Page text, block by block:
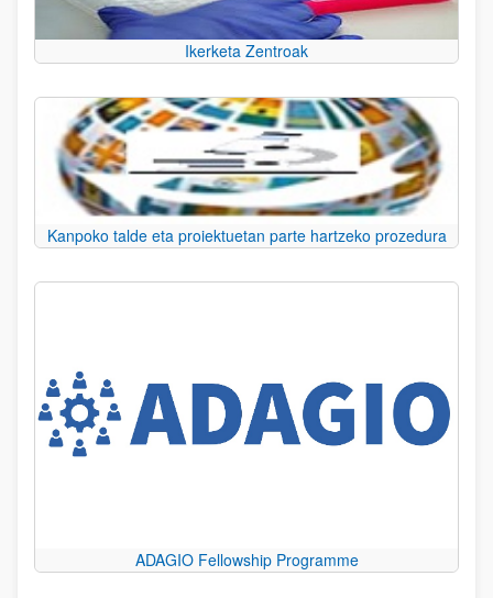
Ikerketa Zentroak
Kanpoko talde eta proiektuetan parte hartzeko prozedura
ADAGIO Fellowship Programme